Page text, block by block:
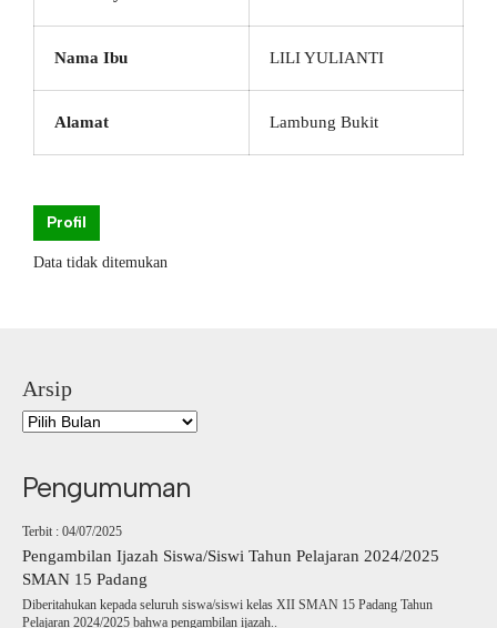
Nama Ibu LILI YULIANTI
Alamat Lambung Bukit
Profil
Data tidak ditemukan
Arsip
Pengumuman
Terbit : 04/07/2025
Pengambilan Ijazah Siswa/Siswi Tahun Pelajaran 2024/2025
SMAN 15 Padang
Diberitahukan kepada seluruh siswa/siswi kelas XII SMAN 15 Padang Tahun
Pelajaran 2024/2025 bahwa pengambilan ijazah..